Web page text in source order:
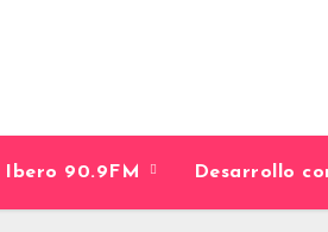
Ibero 90.9FM Desarrollo